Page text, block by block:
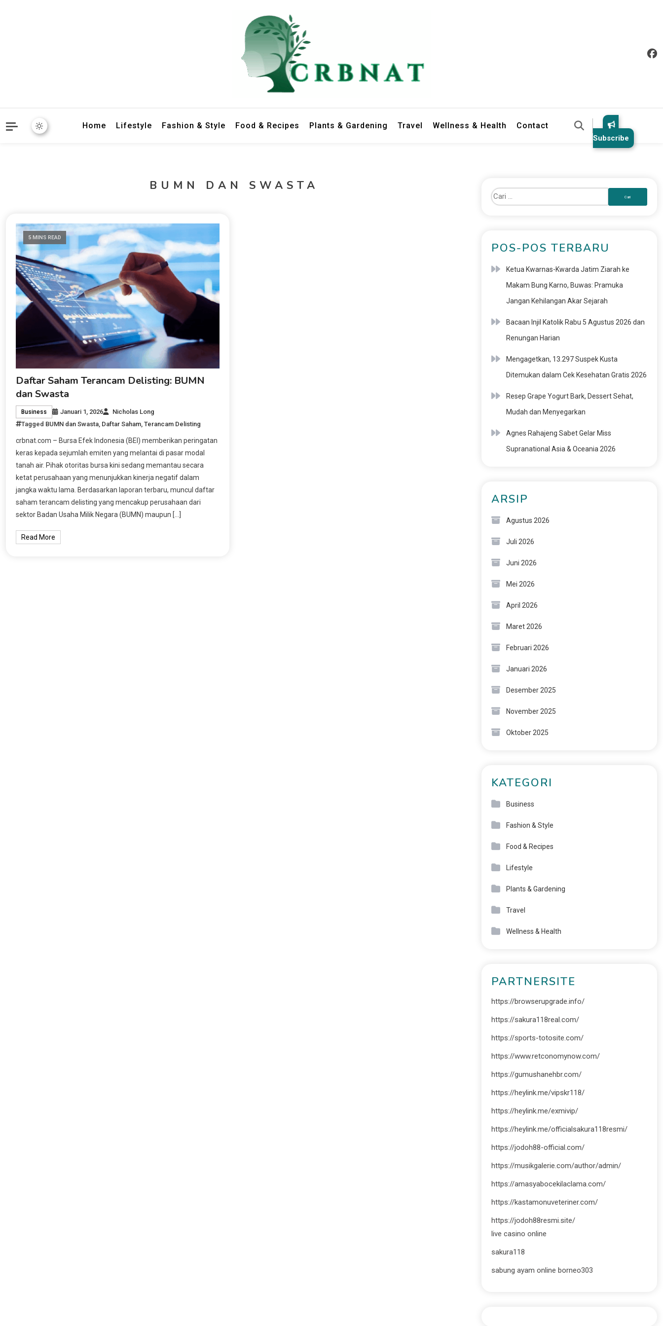
Home Lifestyle Fashion & Style Food & Recipes Plants & Gardening Travel Wellness & Health Contact
Subscribe
BUMN DAN SWASTA
5 MINS READ
Daftar Saham Terancam Delisting: BUMN
dan Swasta
Business Januari 1, 2026
Nicholas Long
Tagged BUMN dan Swasta Daftar Saham ,Terancam Delisting
crbnat.com – Bursa Efek Indonesia (BEI) memberikan peringatan
keras kepada sejumlah emiten yang melantai di pasar modal
tanah air. Pihak otoritas bursa kini sedang memantau secara
ketat perusahaan yang menunjukkan kinerja negatif dalam
jangka waktu lama. Berdasarkan laporan terbaru, muncul daftar
saham terancam delisting yang mencakup perusahaan dari
sektor Badan Usaha Milik Negara (BUMN) maupun […]
Read More
POS-POS TERBARU
Ketua Kwarnas-Kwarda Jatim Ziarah ke
Makam Bung Karno, Buwas: Pramuka
Jangan Kehilangan Akar Sejarah
Bacaan Injil Katolik Rabu 5 Agustus 2026 dan
Renungan Harian
Mengagetkan, 13.297 Suspek Kusta
Ditemukan dalam Cek Kesehatan Gratis 2026
Resep Grape Yogurt Bark, Dessert Sehat,
Mudah dan Menyegarkan
Agnes Rahajeng Sabet Gelar Miss
Supranational Asia & Oceania 2026
ARSIP
Agustus 2026
Juli 2026
Juni 2026
Mei 2026
April 2026
Maret 2026
Februari 2026
Januari 2026
Desember 2025
November 2025
Oktober 2025
KATEGORI
Business
Fashion & Style
Food & Recipes
Lifestyle
Plants & Gardening
Travel
Wellness & Health
PARTNERSITE
https://browserupgrade.info/
https://sakura118real.com/
https://sports-totosite.com/
https://www.retconomynow.com/
https://gumushanehbr.com/
https://heylink.me/vipskr118/
https://heylink.me/exmivip/
https://heylink.me/officialsakura118resmi/
https://jodoh88-official.com/
https://musikgalerie.com/author/admin/
https://amasyabocekilaclama.com/
https://kastamonuveteriner.com/
https://jodoh88resmi.site/
live casino online
sakura118
sabung ayam online borneo303